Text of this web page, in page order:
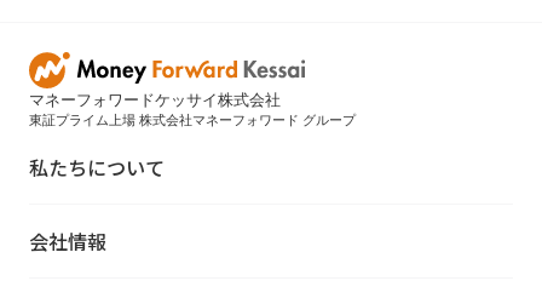
マネーフォワードケッサイ株式会社
東証プライム上場 株式会社マネーフォワード グループ
私たちについて
会社情報